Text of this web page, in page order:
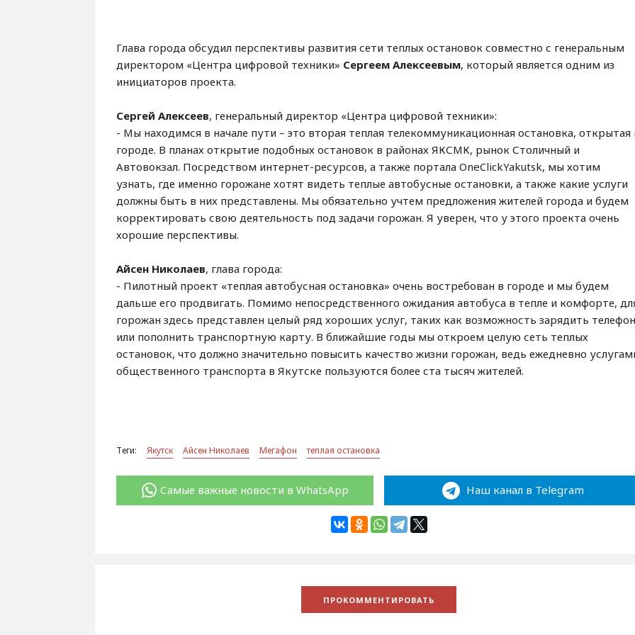
Глава города обсудил перспективы развития сети теплых остановок совместно с генеральным
директором «Центра цифровой техники» Сергеем Алексеевым, который является одним из
инициаторов проекта.
Сергей Алексеев, генеральный директор «Центра цифровой техники»:
- Мы находимся в начале пути – это вторая теплая телекоммуникационная остановка, открытая
городе. В планах открытие подобных остановок в районах ЯКСМК, рынок Столичный и
Автовокзал. Посредством интернет-ресурсов, а также портала OneClickYakutsk, мы хотим
узнать, где именно горожане хотят видеть теплые автобусные остановки, а также какие услуги
должны быть в них представлены. Мы обязательно учтем предложения жителей города и будем
корректировать свою деятельность под задачи горожан. Я уверен, что у этого проекта очень
хорошие перспективы.
Айсен Николаев, глава города:
- Пилотный проект «теплая автобусная остановка» очень востребован в городе и мы будем
дальше его продвигать. Помимо непосредственного ожидания автобуса в тепле и комфорте,
горожан здесь представлен целый ряд хороших услуг, таких как возможность зарядить
или пополнить транспортную карту. В ближайшие годы мы откроем целую сеть теплых
остановок, что должно значительно повысить качество жизни горожан, ведь ежедневно
общественного транспорта в Якутске пользуются более ста тысяч жителей.
Теги: Якутск Айсен Николаев Мегафон теплая остановка
Самые важные новости в WhatsApp Наш канал в Telegram